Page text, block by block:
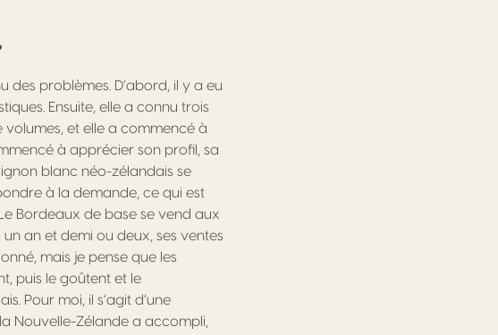
problèmes. D’abord, il y a eu
Ensuite, elle a connu trois
volumes, et elle a commencé à
à apprécier son profil, sa
blanc néo-zélandais se
à la demande, ce qui est
Bordeaux de base se vend aux
un an et demi ou deux, ses ventes
mais je pense que les
puis le goûtent et le
Pour moi, il s’agit d’une
Nouvelle-Zélande a accompli,